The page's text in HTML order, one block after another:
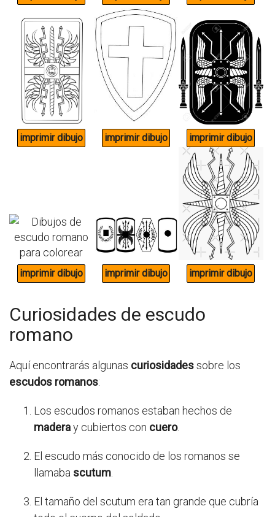
Curiosidades de escudo
romano
Aquí encontrarás algunas curiosidadessobre los
escudos romanos:
Los escudos romanos estaban hechos de
maderay cubiertos con cuero.
El escudo más conocido de los romanos se
llamaba scutum
El tamaño del scutum era tan grande que cubría